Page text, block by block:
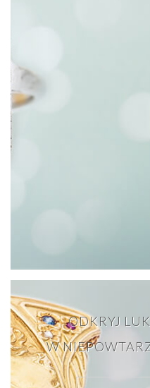
ODKRYJ
W